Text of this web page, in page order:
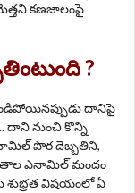
కణజాలంపై
?
దానిపై
దాని నుంచి కొన్ని
పొర దెబ్బతిని,
ఎనామిల్ మందం
శుభ్రత విషయంలో ఏ